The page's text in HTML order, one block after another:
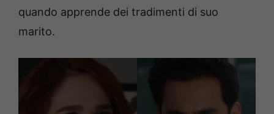
quando apprende dei tradimenti di suo
marito.